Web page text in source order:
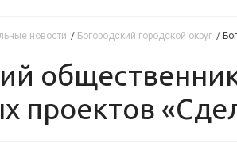
новости / Богородский городской округ /
проектов